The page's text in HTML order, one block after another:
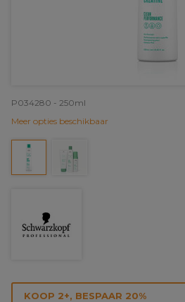
P034280 - 250ml
Meer opties beschikbaar
KOOP 2+, BESPAAR 20%